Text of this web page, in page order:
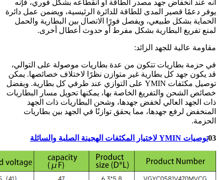
أنه عند انخفاض جهد مصدر الطاقة أو انقطاعه بشكل فوري، فإنه
يوفر دعمًا قصير المدى للطاقة للدائرة الرئيسية، ويضمن عمل دائرة
الحماية بشكل طبيعي، ويفصل فورًا الاتصال بين البطارية والحمل
لمنع تفريغ البطارية بشكل مفرط أو حدوث أعطال أخرى.
مقاومة عالية للجهد الزائد:
في حزمة بطاريات تتكون من عدة بطاريات موصولة على التوالي،
قد يكون جهد كل بطارية غير متوازن نظرًا لاختلاف خصائصها. يمكن
توصيل مكثفات YMIN على التوازي عند طرفي كل بطارية. وبفضل
خصائص الشحن والتفريغ الخاصة بها، يمكنها تحويل مسار البطاريات
ذات الجهد العالي لخفض جهدها، وشحن البطاريات ذات الجهد
المنخفض لرفع جهدها، مما يحقق توازنًا في الجهد بين بطاريات
الحزمة.
03توصيات YMIN لاختيار المكثفات الهجينة الصلبة والسائلة